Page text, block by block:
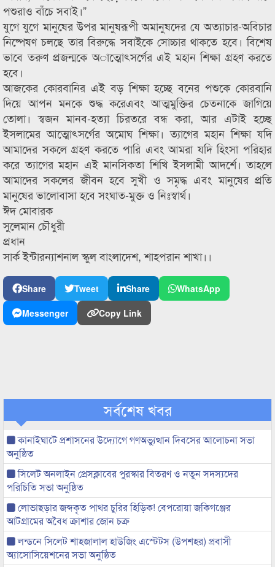
পশুরাও বাঁচে সবাই।”
যুগে যুগে মানুষের উপর মানুষরূপী অমানুষদের যে অত্যাচার-অবিচার
নিষ্পেষণ চলছে তার বিরুদ্ধে সবাইকে সোচ্চার থাকতে হবে। বিশেষ
ভাবে তরুণ প্রজন্মকে অাত্মোৎসর্গের এই মহান শিক্ষা গ্রহণ করতে
হবে।
আজকের কোরবানির এই বড় শিক্ষা হচ্ছে বনের পশুকে কোরবানি
দিয়ে আপন মনকে শুদ্ধ করেএবং আত্মমুক্তির চেতনাকে জাগিয়ে
তোলা। স্বজন মানব-হত্যা চিরতরে বন্ধ করা, আর এটাই হচ্ছে
ইসলামের আত্মোৎসর্গের অমোঘ শিক্ষা। ত্যাগের মহান শিক্ষা যদি
আমাদের সকলে গ্রহণ করতে পারি এবং আমরা যদি হিংসা পরিহার
করে ত্যাগের মহান এই মানসিকতা শিখি ইসলামী আদর্শে। তাহলে
আমাদের সকলের জীবন হবে সুখী ও সমৃদ্ধ এবং মানুষের প্রতি
মানুষের ভালোবাসা হবে সংঘাত-মুক্ত ও নিঃস্বার্থ।
ঈদ মোবারক
সুলেমান চৌধুরী
প্রধান
সার্ক ইন্টারন্যাশনাল স্কুল বাংলাদেশ, শাহপরান শাখা।।
Share Tweet Share
WhatsApp
Messenger
Copy Link
সর্বশেষ খবর
কানাইঘাটে প্রশাসনের উদ্যোগে গণঅভ্যুত্থান দিবসের আলোচনা সভা
অনুষ্ঠিত
সিলেট অনলাইন প্রেসক্লাবের পুরস্কার বিতরণ ও নতুন সদস্যদের
পরিচিতি সভা অনুষ্ঠিত
লোভাছড়ার জব্দকৃত পাথর চুরির হিড়িক! বেপরোয়া জকিগঞ্জের
আটগ্রামের অবৈধ ক্রাশার জোন চক্র
লন্ডনে সিলেট শাহজালাল হাউজিং এস্টেটস (উপশহর) প্রবাসী
অ্যাসোসিয়েশনের সভা অনুষ্ঠিত